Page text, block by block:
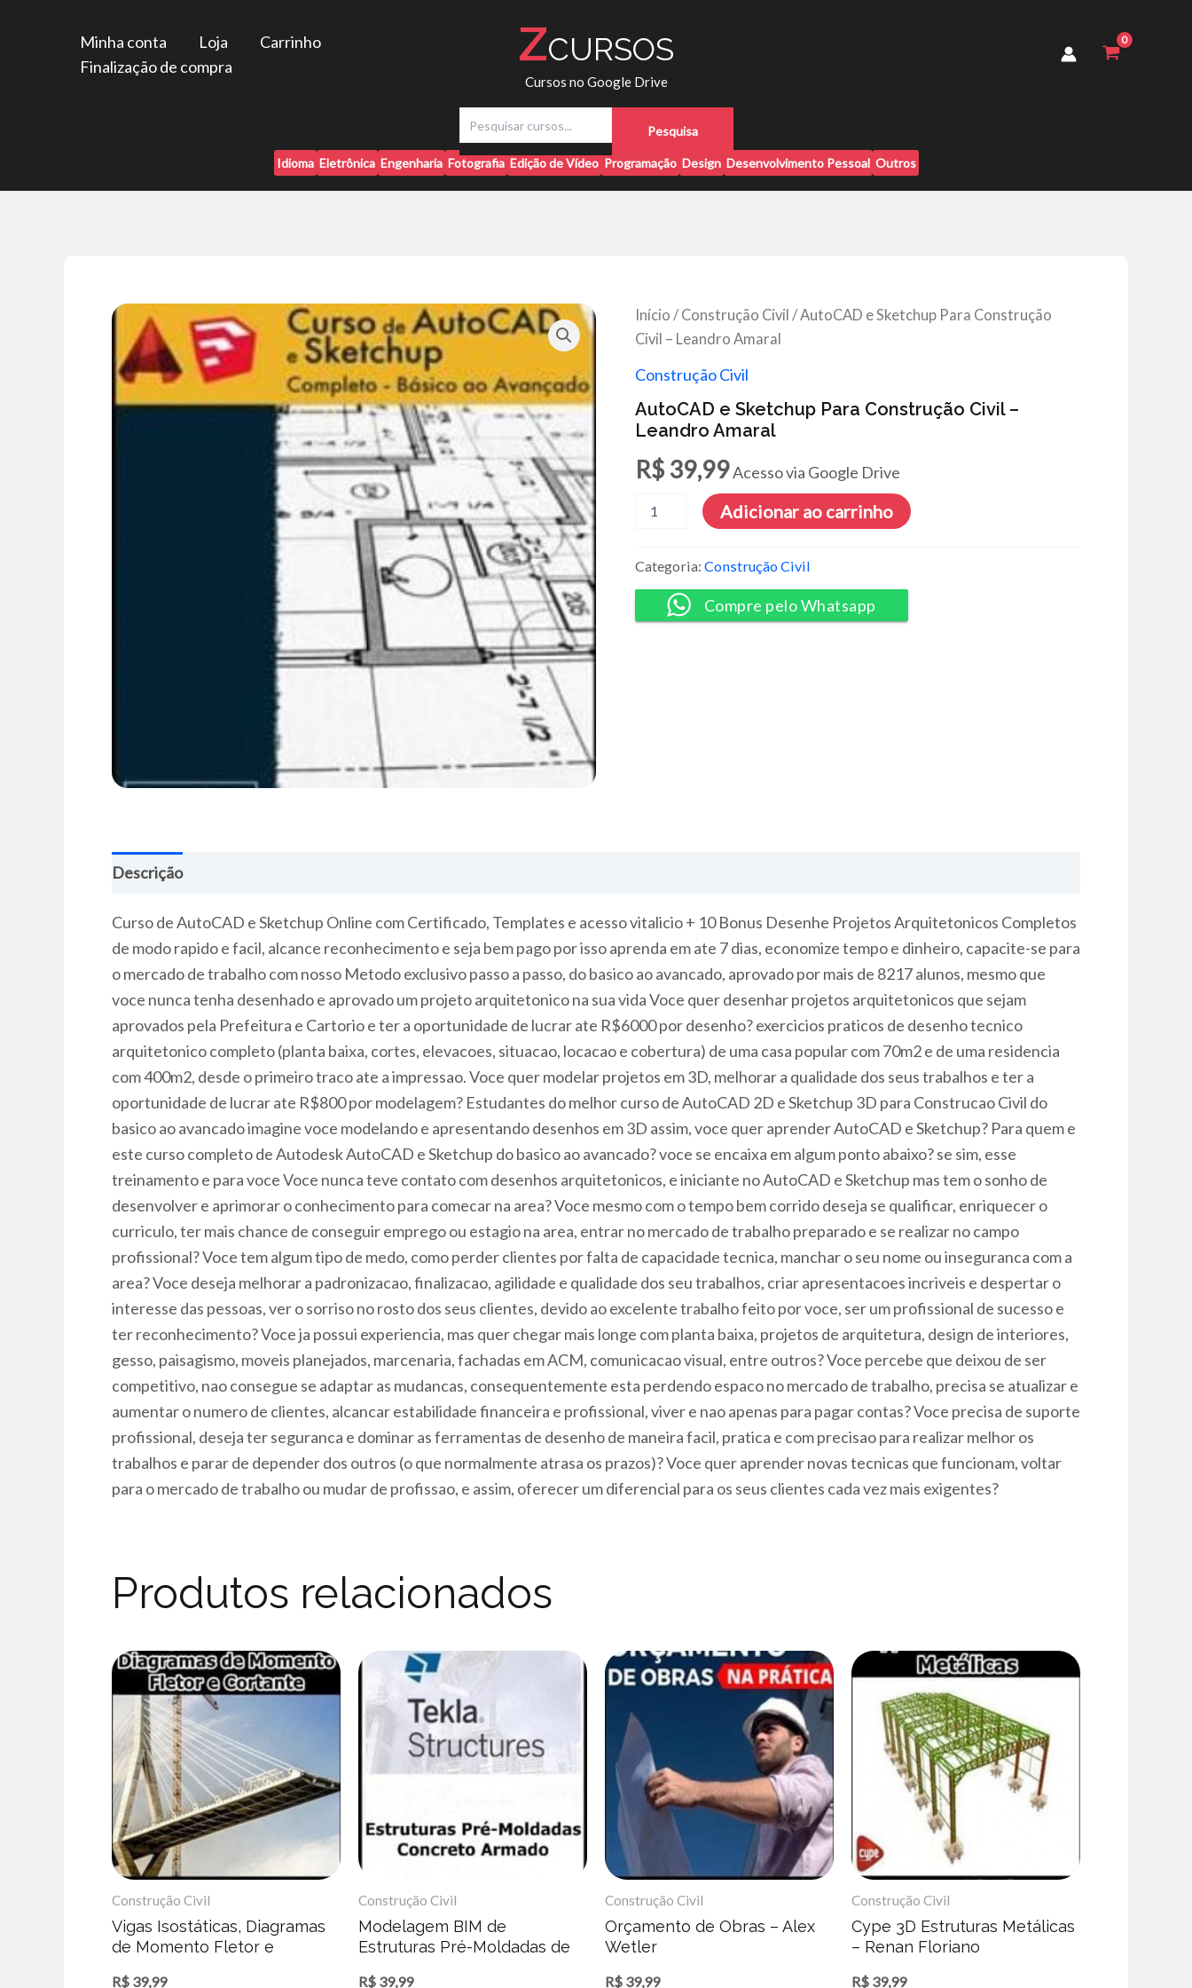
Minha conta Loja
Carrinho
Finalização de compra
ZCURSOS
Cursos no Google Drive
q
Pesquisa
Idioma Eletrônica Engenharia Fotografia Edição de Vídeo Programação Design Desenvolvimento Pessoal Outros
Início / Construção Civil / AutoCAD e Sketchup Para Construção
Civil – Leandro Amaral
Construção Civil
AutoCAD e Sketchup Para Construção Civil –
Leandro Amaral
R$39,99Acesso via Google Drive
Construção
Civil
Leandro
Adicionar ao carrinho
Categoria: Construção Civil
Compre pelo Whatsapp
Descrição
Curso de AutoCAD e Sketchup Online com Certificado, Templates e acesso vitalicio + 10 Bonus Desenhe Projetos Arquitetonicos Completos
de modo rapido e facil, alcance reconhecimento e seja bem pago por isso aprenda em ate 7 dias, economize tempo e dinheiro, capacite-se para
o mercado de trabalho com nosso Metodo exclusivo passo a passo, do basico ao avancado, aprovado por mais de 8217 alunos, mesmo que
voce nunca tenha desenhado e aprovado um projeto arquitetonico na sua vida Voce quer desenhar projetos arquitetonicos que sejam
aprovados pela Prefeitura e Cartorio e ter a oportunidade de lucrar ate R$6000 por desenho? exercicios praticos de desenho tecnico
arquitetonico completo (planta baixa, cortes, elevacoes, situacao, locacao e cobertura) de uma casa popular com 70m2 e de uma residencia
com 400m2, desde o primeiro traco ate a impressao. Voce quer modelar projetos em 3D, melhorar a qualidade dos seus trabalhos e ter a
oportunidade de lucrar ate R$800 por modelagem? Estudantes do melhor curso de AutoCAD 2D e Sketchup 3D para Construcao Civil do
basico ao avancado imagine voce modelando e apresentando desenhos em 3D assim, voce quer aprender AutoCAD e Sketchup? Para quem e
este curso completo de Autodesk AutoCAD e Sketchup do basico ao avancado? voce se encaixa em algum ponto abaixo? se sim, esse
treinamento e para voce Voce nunca teve contato com desenhos arquitetonicos, e iniciante no AutoCAD e Sketchup mas tem o sonho de
desenvolver e aprimorar o conhecimento para comecar na area? Voce mesmo com o tempo bem corrido deseja se qualificar, enriquecer o
curriculo, ter mais chance de conseguir emprego ou estagio na area, entrar no mercado de trabalho preparado e se realizar no campo
profissional? Voce tem algum tipo de medo, como perder clientes por falta de capacidade tecnica, manchar o seu nome ou inseguranca com a
area? Voce deseja melhorar a padronizacao, finalizacao, agilidade e qualidade dos seu trabalhos, criar apresentacoes incriveis e despertar o
interesse das pessoas, ver o sorriso no rosto dos seus clientes, devido ao excelente trabalho feito por voce, ser um profissional de sucesso e
ter reconhecimento? Voce ja possui experiencia, mas quer chegar mais longe com planta baixa, projetos de arquitetura, design de interiores,
gesso, paisagismo, moveis planejados, marcenaria, fachadas em ACM, comunicacao visual, entre outros? Voce percebe que deixou de ser
competitivo, nao consegue se adaptar as mudancas, consequentemente esta perdendo espaco no mercado de trabalho, precisa se atualizar e
aumentar o numero de clientes, alcancar estabilidade financeira e profissional, viver e nao apenas para pagar contas? Voce precisa de suporte
profissional, deseja ter seguranca e dominar as ferramentas de desenho de maneira facil, pratica e com precisao para realizar melhor os
trabalhos e parar de depender dos outros (o que normalmente atrasa os prazos)? Voce quer aprender novas tecnicas que funcionam, voltar
para o mercado de trabalho ou mudar de profissao, e assim, oferecer um diferencial para os seus clientes cada vez mais exigentes?
Produtos relacionados
Construção Civil
Vigas Isostáticas, Diagramas
de Momento Fletor e
R$ 39,99
Construção Civil
Modelagem BIM de
Estruturas Pré-Moldadas de
R$ 39,99
Construção Civil
Orçamento de Obras – Alex
Wetler
R$ 39,99
Construção Civil
Cype 3D Estruturas Metálicas
– Renan Floriano
R$ 39,99